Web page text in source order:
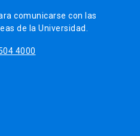
comunicarse con las
de la Universidad.
4000